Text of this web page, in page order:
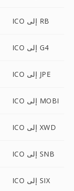
ICO إلى RB
ICO إلى G4
ICO إلى JPE
ICO إلى MOBI
ICO إلى XWD
ICO إلى SNB
ICO إلى SIX